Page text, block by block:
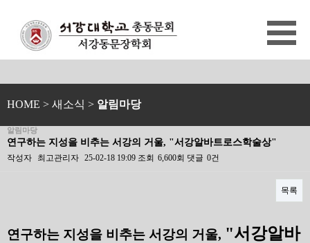
HOME > 새소식 > 알림마당
알림마당
연구하는 지성을 비추는 서강의 거울, "서강알바트로스학술상"
작성자 최고관리자 25-02-18 19:09 조회 6,600회 댓글 0건
목록
연구하는 지성을 비추는 서강의 거울, "서강알바